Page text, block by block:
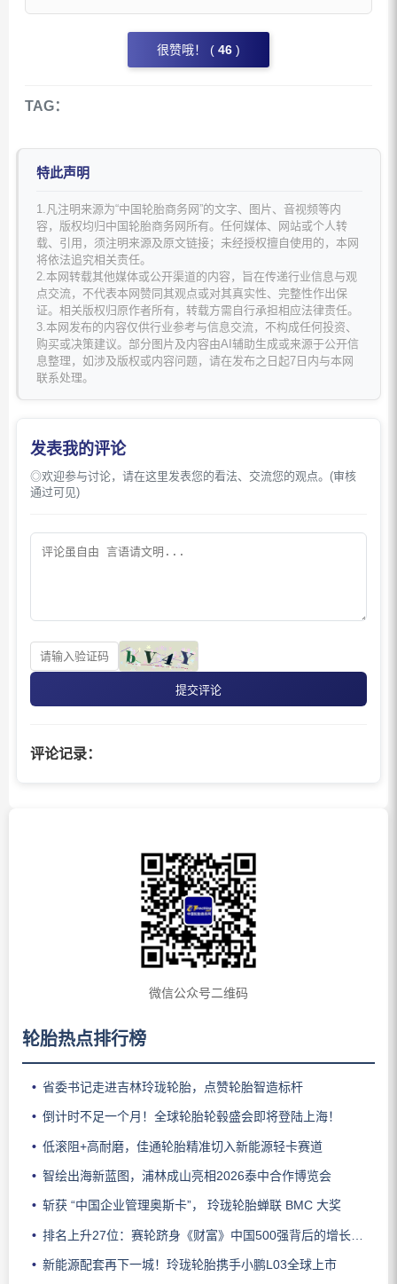
很赞哦！ ( 46 )
TAG：
特此声明
1.凡注明来源为“中国轮胎商务网”的文字、图片、音视频等内
容，版权均归中国轮胎商务网所有。任何媒体、网站或个人转
载、引用，须注明来源及原文链接；未经授权擅自使用的，本网
将依法追究相关责任。
2.本网转载其他媒体或公开渠道的内容，旨在传递行业信息与观
点交流，不代表本网赞同其观点或对其真实性、完整性作出保
证。相关版权归原作者所有，转载方需自行承担相应法律责任。
3.本网发布的内容仅供行业参考与信息交流，不构成任何投资、
购买或决策建议。部分图片及内容由AI辅助生成或来源于公开信
息整理，如涉及版权或内容问题，请在发布之日起7日内与本网
联系处理。
发表我的评论
◎欢迎参与讨论，请在这里发表您的看法、交流您的观点。(审核
通过可见)
提交评论
评论记录：
微信公众号二维码
轮胎热点排行榜
省委书记走进吉林玲珑轮胎，点赞轮胎智造标杆
倒计时不足一个月！全球轮胎轮毂盛会即将登陆上海！
低滚阻+高耐磨，佳通轮胎精准切入新能源轻卡赛道
智绘出海新蓝图，浦林成山亮相2026泰中合作博览会
斩获 “中国企业管理奥斯卡”， 玲珑轮胎蝉联 BMC 大奖
排名上升27位：赛轮跻身《财富》中国500强背后的增长逻辑
新能源配套再下一城！玲珑轮胎携手小鹏L03全球上市